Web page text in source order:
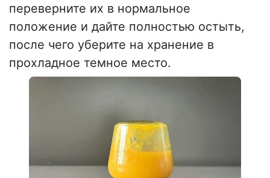
переверните их в нормальное
положение и дайте полностью остыть,
после чего уберите на хранение в
прохладное темное место.